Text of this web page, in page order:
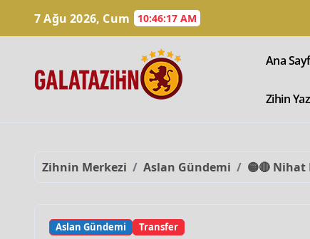
7 Ağu 2026, Cum 10:46:18 AM
Ana
Zihin
Zihnin Merkezi Aslan Gündemi 🟡🔴 Nihat
Aslan Gündemi Transfer